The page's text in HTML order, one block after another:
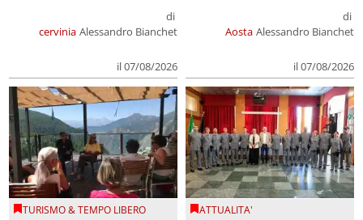
cervinia
di
Alessandro Bianchet
il 07/08/2026
Aosta
di
Alessandro Bianchet
il 07/08/2026
TURISMO & TEMPO LIBERO ATTUALITA'